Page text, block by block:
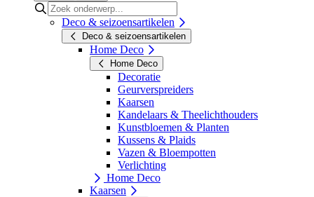
Deco & seizoensartikelen
Deco & seizoensartikelen
Home Deco
Home Deco
Decoratie
Geurverspreiders
Kaarsen
Kandelaars & Theelichthouders
Kunstbloemen & Planten
Kussens & Plaids
Vazen & Bloempotten
Verlichting
Home Deco
Kaarsen